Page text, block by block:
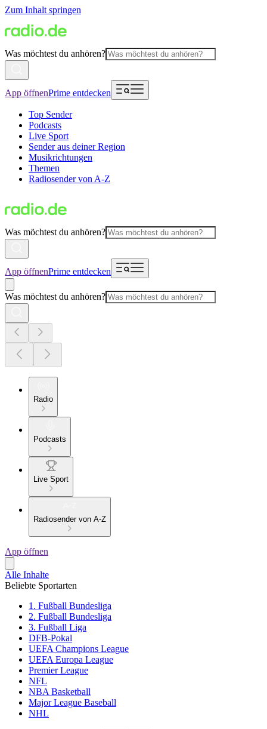
Zum Inhalt springen
Was möchtest du anhören?
App öffnenPrime entdecken
Top Sender
Podcasts
Live Sport
Sender aus deiner Region
Musikrichtungen
Themen
Radiosender von A-Z
Was möchtest du anhören?
App öffnenPrime entdecken
Was möchtest du anhören?
Radio
Podcasts
Live Sport
Radiosender von A-Z
App öffnen
Alle Inhalte
Beliebte Sportarten
1. Fußball Bundesliga
2. Fußball Bundesliga
3. Fußball Liga
DFB-Pokal
UEFA Champions League
UEFA Europa League
Premier League
NFL
NBA Basketball
Major League Baseball
NHL